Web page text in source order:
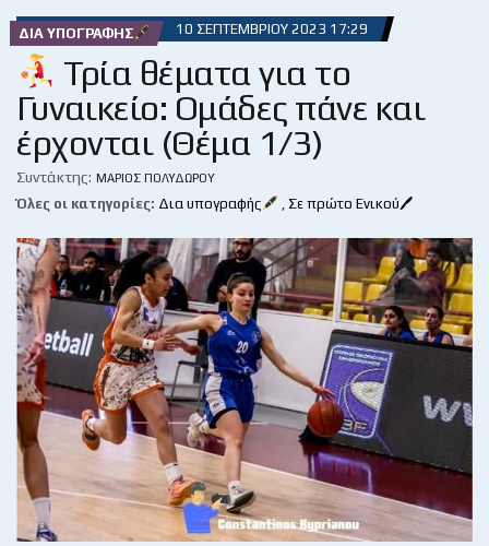
ΔΙΑ ΥΠΟΓΡΑΦΉΣ 10 ΣΕΠΤΕΜΒΡΊΟΥ 2023 17:29
Τρία θέματα για το
Γυναικείο: Ομάδες πάνε και
έρχονται (Θέμα 1/3)
Συντάκτης: ΜΆΡΙΟΣ ΠΟΛΥΔΏΡΟΥ
Όλες οι κατηγορίες: Δια υπογραφής Σε πρώτο Ενικού🖊